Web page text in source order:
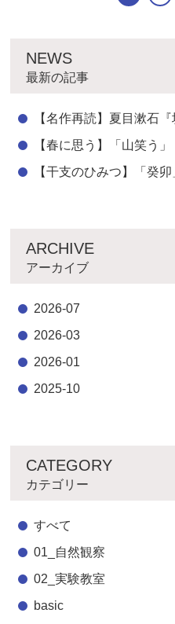
NEWS
最新の記事
【名作再読】夏目漱石
【春に思う】「山笑う
【干支のひみつ】「癸
ARCHIVE
アーカイブ
2026-07
2026-03
2026-01
2025-10
CATEGORY
カテゴリー
すべて
01_自然観察
02_実験教室
basic